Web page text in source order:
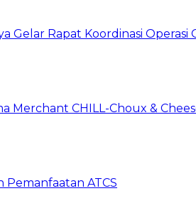
Gelar Rapat Koordinasi Operasi
Merchant CHILL-Choux &
ATCS